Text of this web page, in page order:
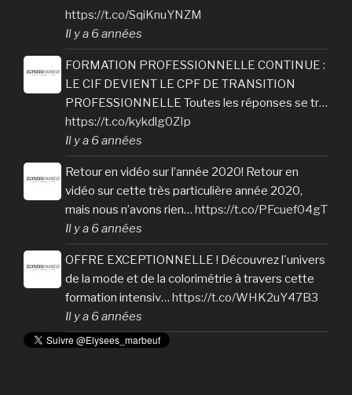
https://t.co/SqiKnuYNZM
Il y a 6 années
FORMATION PROFESSIONNELLE CONTINUE :
LE CIF DEVIENT LE CPF DE TRANSITION
PROFESSIONNELLE Toutes les réponses se tr…
https://t.co/kykdlg0ZIp
Il y a 6 années
Retour en vidéo sur l’année 2020! Retour en
vidéo sur cette très particulière année 2020,
mais nous n’avons rien… https://t.co/PFcuef04gT
Il y a 6 années
OFFRE EXCEPTIONNELLE ! Découvrez l'univers
de la mode et de la colorimétrie à travers cette
formation intensiv… https://t.co/WHK2uY47B3
Il y a 6 années